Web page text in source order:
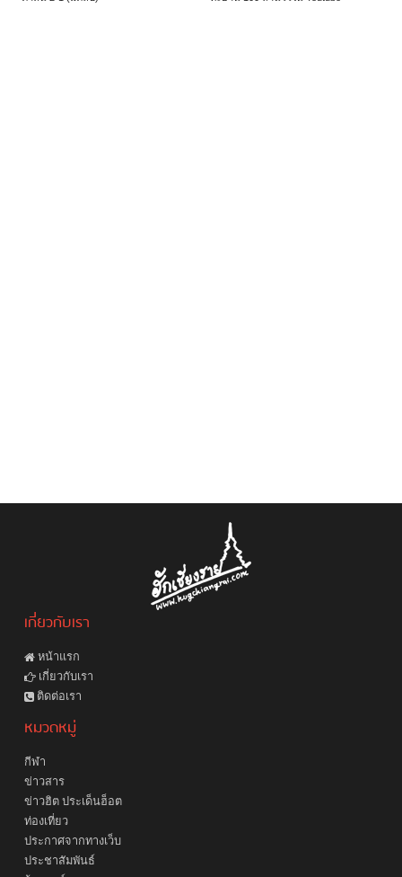
เกี่ยวกับเรา
หน้าแรก
เกี่ยวกับเรา
ติดต่อเรา
หมวดหมู่
กีฬา
ข่าวสาร
ข่าวฮิต ประเด็นฮ็อต
ท่องเที่ยว
ประกาศจากทางเว็บ
ประชาสัมพันธ์